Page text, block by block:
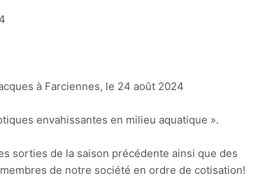
à Farciennes, le 24 août 2024
envahissantes en milieu aquatique ».
sorties de la saison précédente ainsi que des
de notre société en ordre de cotisation!